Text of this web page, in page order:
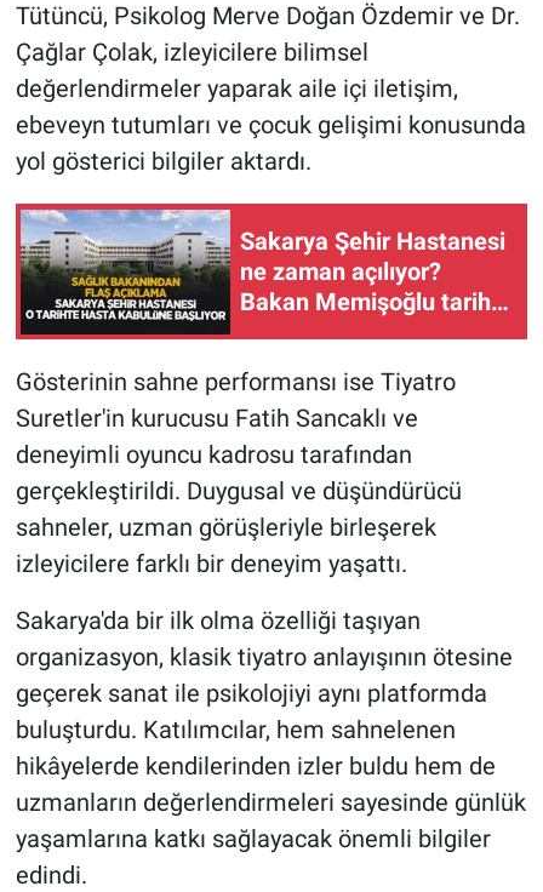
Tütüncü, Psikolog Merve Doğan Özdemir ve Dr.
Çağlar Çolak, izleyicilere bilimsel
değerlendirmeler yaparak aile içi iletişim,
ebeveyn tutumları ve çocuk gelişimi konusunda
yol gösterici bilgiler aktardı.
Sakarya Şehir Hastanesi
ne zaman açılıyor?
Bakan Memişoğlu tarih
verdi
Gösterinin sahne performansı ise Tiyatro
Suretler'in kurucusu Fatih Sancaklı ve
deneyimli oyuncu kadrosu tarafından
gerçekleştirildi. Duygusal ve düşündürücü
sahneler, uzman görüşleriyle birleşerek
izleyicilere farklı bir deneyim yaşattı.
Sakarya'da bir ilk olma özelliği taşıyan
organizasyon, klasik tiyatro anlayışının ötesine
geçerek sanat ile psikolojiyi aynı platformda
buluşturdu. Katılımcılar, hem sahnelenen
hikâyelerde kendilerinden izler buldu hem de
uzmanların değerlendirmeleri sayesinde günlük
yaşamlarına katkı sağlayacak önemli bilgiler
edindi.